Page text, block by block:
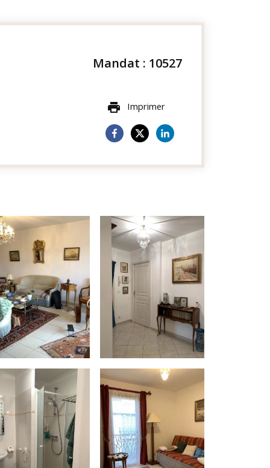
Mandat : 10527
print Imprimer